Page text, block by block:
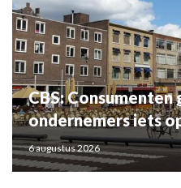
CBS: Consumenten
ondernemers iets
6 augustus 2026